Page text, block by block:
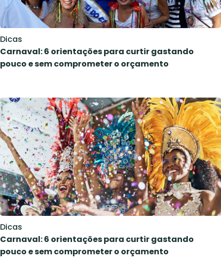
Dicas
Carnaval: 6 orientações para curtir gastando
pouco e sem comprometer o orçamento
Dicas
Carnaval: 6 orientações para curtir gastando
pouco e sem comprometer o orçamento